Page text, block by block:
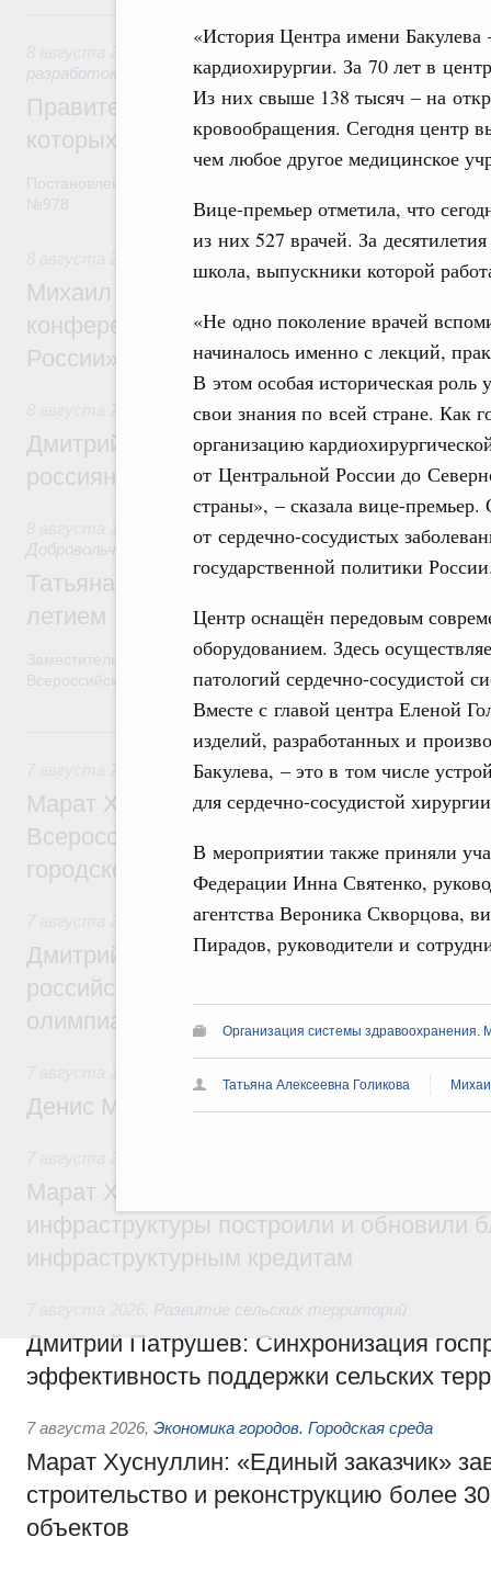
«История Центра имени Бакулева
кардиохирургии. За 70 лет в
Из них свыше 138 тысяч – на
кровообращения. Сегодня центр
чем любое другое медицинское
Вице-премьер отметила, что
из них 527 врачей. За
школа, выпускники которой
«Не одно поколение врачей
начиналось именно с лекций,
В этом особая историческая
свои знания по всей стране. Как
организацию
от Центральной России до
страны», – сказала вице-
от сердечно-сосудистых
государственной политики
Центр оснащён передовым
оборудованием. Здесь
патологий сердечно-сосудистой
Вместе с главой центра Еленой
изделий, разработанных и
Бакулева, – это в том числе
для сердечно-сосудистой
В мероприятии также приняли
Федерации Инна Святенко,
агентства Вероника Скворцова,
Пирадов, руководители и
Организация системы здравоохранения.
Татьяна Алексеевна Голикова
Государственная политика в сфере
разработок
Правительство расширило перечень
которых освобождаются от НДФЛ
Михаил Мишустин дал поручения по
конференции «Цифровая индустрия
России»
Спорт высших достижений и массовый
Дмитрий Чернышенко и Михаил
россиян с Днём физкультурника
Социальные инновации. Некоммерческие
Добровольчество и волонтёрство. Благотворительность
Татьяна Голикова поздравила
летием
Заместитель Председателя Правительства Татьяна Голикова
Всероссийского общественного движения «Волонтёры-
7 августа, пятница
Экономика городов. Городская среда
Марат Хуснуллин провёл заседание
Всероссийского конкурса лучших
городской среды
Отрасль информационных технологий
Дмитрий Чернышенко и Сергей Кравцов
российскую сборную с победой на
олимпиаде по искусственному
Общие вопросы промышленной политики
Денис Мантуров посетил Ярославскую
Марат Хуснуллин: 15 объектов
инфраструктуры построили и обновили
инфраструктурным кредитам
Развитие сельских территорий
Дмитрий Патрушев: Синхронизация
эффективность поддержки сельских
7 августа 2026, Экономика городов. Городская среда
Марат Хуснуллин: «Единый заказчик»
строительство и реконструкцию более
объектов